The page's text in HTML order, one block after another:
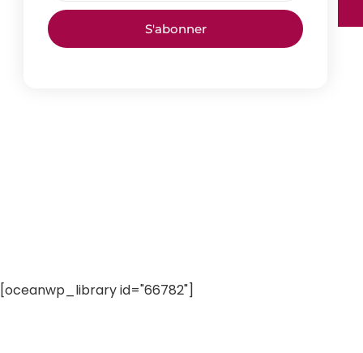
S'abonner
[oceanwp_library id="66782"]